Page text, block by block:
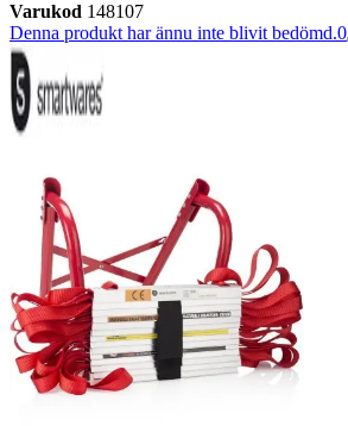
Varukod 148107
Denna produkt har ännu inte blivit bedömd.0